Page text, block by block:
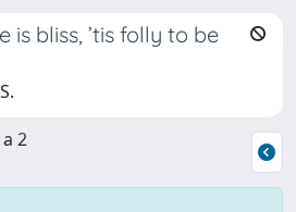
is bliss, ’tis folly to be
2